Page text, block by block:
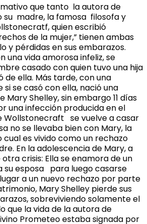
que tanto la autora de
su madre, la famosa filosofa y
quien escribió
de la mujer,” tienen ambas
y pérdidas en sus embarazos.
una vida amorosa infeliz, se
casado con quien tuvo una hija
de ella. Más tarde, con una
si se casó con ella, nació una
Mary Shelley, sin embargo 11 días
una infección producida en el
Wollstonecraft se vuelve a casar
no se llevaba bien con Mary, la
cual es vivido como un rechazo
En la adolescencia de Mary, a
otra crisis: Ella se enamora de un
su esposa para luego casarse
a un nuevo rechazo por parte
Mary Shelley pierde sus
sobreviviendo solamente el
que la vida de la autora de
Prometeo estaba signada por